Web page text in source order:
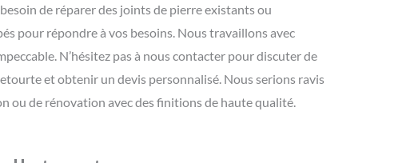
de réparer des joints de pierre existants ou
pour répondre à vos besoins. Nous travaillons avec
N’hésitez pas à nous contacter pour discuter de
et obtenir un devis personnalisé. Nous serions ravis
ou de rénovation avec des finitions de haute qualité.